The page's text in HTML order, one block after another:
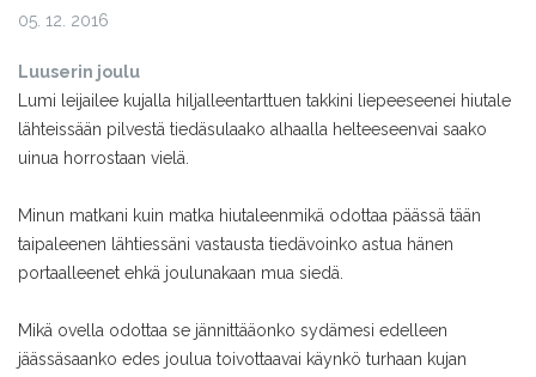
05. 12. 2016
Luuserin joulu
Lumi leijailee kujalla hiljalleentarttuen takkini liepeeseenei hiutale
lähteissään pilvestä tiedäsulaako alhaalla helteeseenvai saako
uinua horrostaan vielä.
Minun matkani kuin matka hiutaleenmikä odottaa päässä tään
taipaleenen lähtiessäni vastausta tiedävoinko astua hänen
portaalleenet ehkä joulunakaan mua siedä.
Mikä ovella odottaa se jännittääonko sydämesi edelleen
jäässäsaanko edes joulua toivottaavai käynkö turhaan kujan